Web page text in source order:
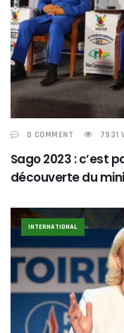
0 COMMENT 7931
Sago 2023 : c’est
découverte du
INTERNATIONAL